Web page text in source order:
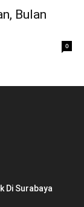
Bulan
0
Di Surabaya